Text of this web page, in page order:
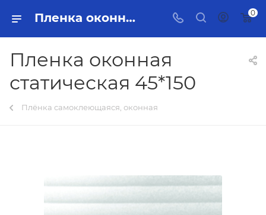
Пленка оконная статическая 45*150 Тольятти - купить в интернет-магазине, каталог с ценами и характеристиками 0
Пленка оконная
статическая 45*150
Плёнка самоклеющаяся, оконная